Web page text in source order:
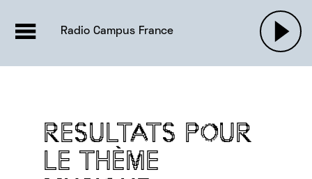
ACTUALITÉS
EMISSIONS |
PODCASTS
Radio Campus France
RESULTATS POUR
LE THÈME